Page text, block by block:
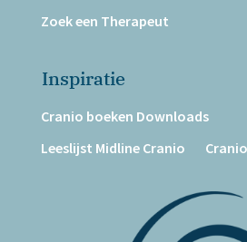
Zoek een Therapeut
Inspiratie
Cranio boeken Downloads
Leeslijst Midline Cranio